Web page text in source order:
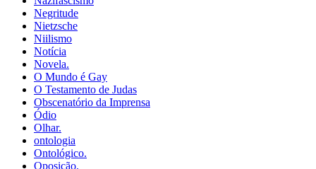
Negritude
Nietzsche
Niilismo
Notícia
Novela.
O Mundo é Gay
O Testamento de Judas
Obscenatório da Imprensa
Ódio
Olhar.
ontologia
Ontológico.
Oposição.